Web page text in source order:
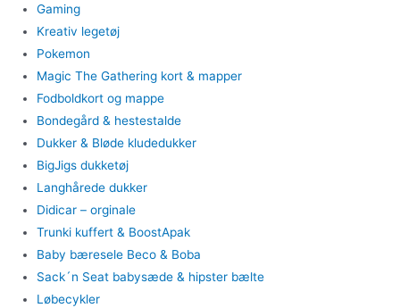
Gaming
Kreativ legetøj
Pokemon
Magic The Gathering kort & mapper
Fodboldkort og mappe
Bondegård & hestestalde
Dukker & Bløde kludedukker
BigJigs dukketøj
Langhårede dukker
Didicar – orginale
Trunki kuffert & BoostApak
Baby bæresele Beco & Boba
Sack´n Seat babysæde & hipster bælte
Løbecykler